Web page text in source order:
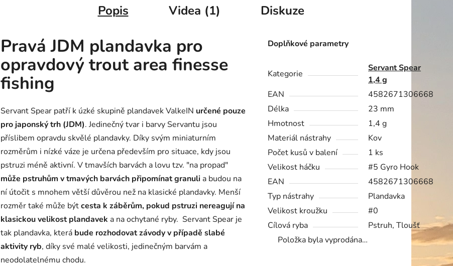
Popis Videa (1) Diskuze
Pravá JDM plandavka pro
opravdový trout area finesse
fishing
Servant Spear patří k úzké skupině plandavek ValkeIN určené pouze
pro japonský trh (JDM). Jedinečný tvar i barvy Servantu jsou
příslibem opravdu skvělé plandavky. Díky svým miniaturním
rozměrům i nízké váze je určena především pro situace, kdy jsou
pstruzi méně aktivní. V tmavších barvách a lovu tzv. "na propad"
může pstruhům v tmavých barvách připomínat granuli a budou na
ní útočit s mnohem větší důvěrou než na klasické plandavky. Menší
rozměr také může býtcesta k záběrům, pokud pstruzi nereagují na
klasickou velikost plandavek a na ochytané ryby. Servant Spear je
tak plandavka, která bude rozhodovat závody v případě slabé
aktivity ryb, díky své malé velikosti, jedinečným barvám a
neodolatelnému chodu.
Doplňkové parametry
Kategorie
Servant Spear
1,4 g
EAN
4582671306668
Délka
23 mm
Hmotnost
1,4 g
Materiál nástrahy
Kov
Počet kusů v balení
1 ks
Velikost háčku
#5 Gyro Hook
EAN
4582671306668
Typ nástrahy
Plandavka
Velikost kroužku
#0
Cílová ryba
Pstruh, Tloušť
Položka byla vyprodána…